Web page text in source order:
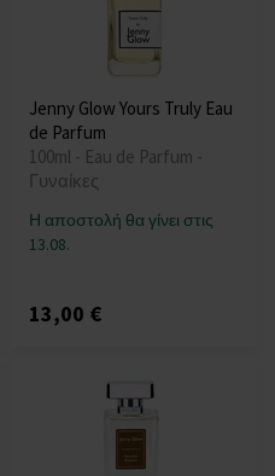
Jenny Glow Yours Truly Eau
de Parfum
100ml - Eau de Parfum -
Γυναίκες
Η αποστολή θα γίνει στις
13.08.
13,00 €